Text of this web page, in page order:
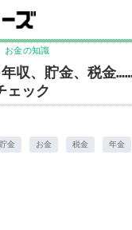
お金の知識
収、貯金、税金
ェック
貯金 お金 税金 年金